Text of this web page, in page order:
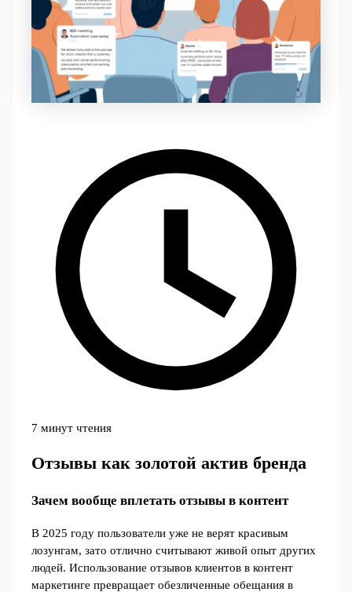
7 минут чтения
Отзывы как золотой актив бренда
Зачем вообще вплетать отзывы в контент
В 2025 году пользователи уже не верят красивым
лозунгам, зато отлично считывают живой опыт других
людей. Использование отзывов клиентов в контент
маркетинге превращает обезличенные обещания в